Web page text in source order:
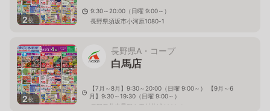
2枚
9:30～20:00（日曜 9:00～）
長野県須坂市小河原1080-1
2枚
長野県A・コープ
白馬店
【7月～8月】9:30～20:00（日曜 9:00～） 【9月～6
月】9:30～19:30（日曜 9:00～）
長野県北安曇郡白馬村北城6398-1